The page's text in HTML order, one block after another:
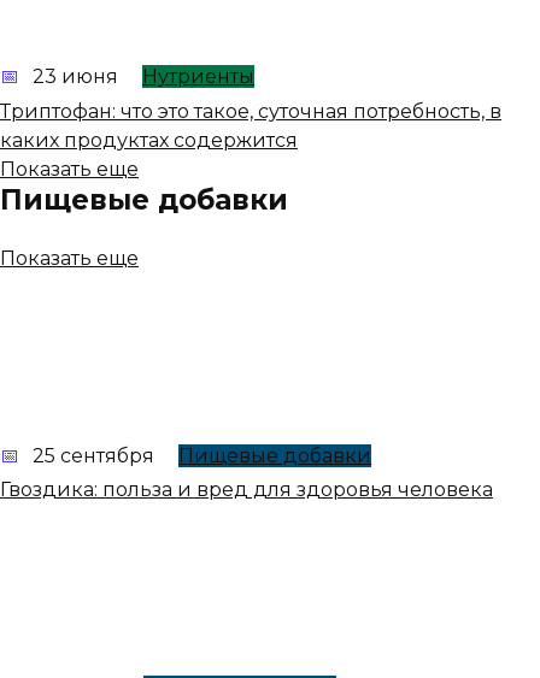
23 июня
Нутриенты
Триптофан: что это такое, суточная потребность, в
каких продуктах содержится
Показать еще
Пищевые добавки
Показать еще
25 сентября
Пищевые добавки
Гвоздика: польза и вред для здоровья человека